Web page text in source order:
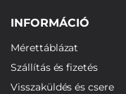
INFORMÁCIÓ
Mérettáblázat
Szállítás és fizetés
Visszaküldés és csere